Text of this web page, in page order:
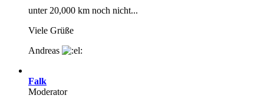
unter 20,000 km noch nicht...
Viele Grüße
Andreas
Falk
Moderator